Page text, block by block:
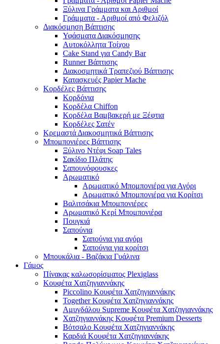
Ξύλινα Γράμματα και Αριθμοί
Γράμματα - Αριθμοί από Φελιζόλ
Διακόσμηση Βάπτισης
Υφάσματα Διακόσμησης
Αυτοκόλλητα Τοίχου
Cake Stand για Candy Bar
Runner Βάπτισης
Διακοσμητικά Τραπεζιού Βάπτισης
Κατασκευές Papier Mache
Κορδέλες Βάπτισης
Κορδόνια
Κορδέλα Chiffon
Κορδέλα Βαμβακερή με Ξέφτια
Κορδέλες Σατέν
Κρεμαστά Διακοσμητικά Βάπτισης
Μπομπονιέρες Βάπτισης
Ξύλινο Ντέφι Soap Tales
Σακίδιο Πλάτης
Σαπουνόφουσκες
Αρωματικό
Αρωματικό Μπομπονιέρα για Αγόρι
Αρωματικό Μπομπονιέρα για Κορίτσι
Βαλιτσάκια Μπομπονιέρες
Αρωματικό Κερί Μπομπονιέρα
Πουγκιά
Σαπούνια
Σαπούνια για αγόρι
Σαπούνια για κορίτσι
Μπουκάλια - Βαζάκια Γυάλινα
Γάμος
Πίνακας καλωσορίσματος Plexiglass
Κουφέτα Χατζηγιαννάκης
Piccolino Κουφέτα Χατζηγιαννάκης
Together Κουφέτα Χατζηγιαννάκης
Αμυγδάλου Supreme Κουφέτα Χατζηγιαννάκης
Χατζηγιαννάκης Κουφέτα Premium Desserts
Βότσαλο Κουφέτα Χατζηγιαννάκης
Καρδιά Κουφέτα Χατζηγιαννάκης